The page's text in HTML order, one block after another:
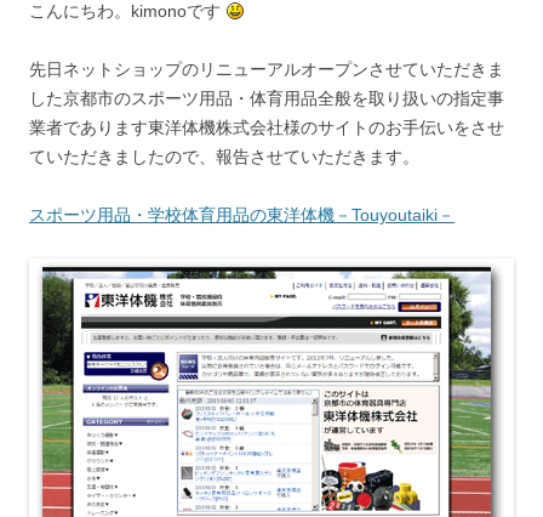
こんにちわ。kimonoです
先日ネットショップのリニューアルオープンさせていただきま
した京都市のスポーツ用品・体育用品全般を取り扱いの指定事
業者であります東洋体機株式会社様のサイトのお手伝いをさせ
ていただきましたので、報告させていただきます。
スポーツ用品・学校体育用品の東洋体機－Touyoutaiki－